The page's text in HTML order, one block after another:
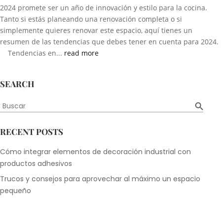
2024 promete ser un año de innovación y estilo para la cocina.
Tanto si estás planeando una renovación completa o si
simplemente quieres renovar este espacio, aquí tienes un
resumen de las tendencias que debes tener en cuenta para 2024.
Tendencias en... read more
SEARCH
RECENT POSTS
Cómo integrar elementos de decoración industrial con
productos adhesivos
Trucos y consejos para aprovechar al máximo un espacio
pequeño